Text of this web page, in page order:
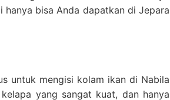
bisa Anda dapatkan di Jepara
untuk mengisi kolam ikan di Nabila
yang sangat kuat, dan hanya